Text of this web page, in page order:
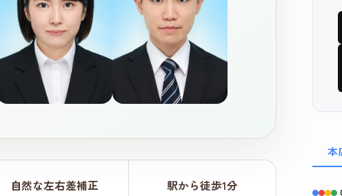
自然な左右差補正 駅から徒歩1分
本